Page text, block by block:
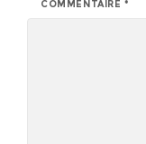
COMMENTAIRE*